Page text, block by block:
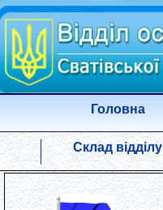
Головна
Склад відділу